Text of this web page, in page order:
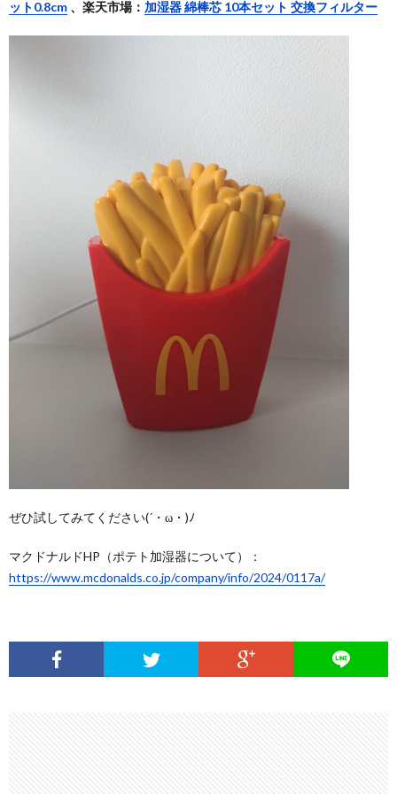
ット0.8cm 、楽天市場： 加湿器 綿棒芯 10本セット 交換フィルター
ぜひ試してみてください(´・ω・)ﾉ
マクドナルドHP（ポテト加湿器について）：
https://www.mcdonalds.co.jp/company/info/2024/0117a/